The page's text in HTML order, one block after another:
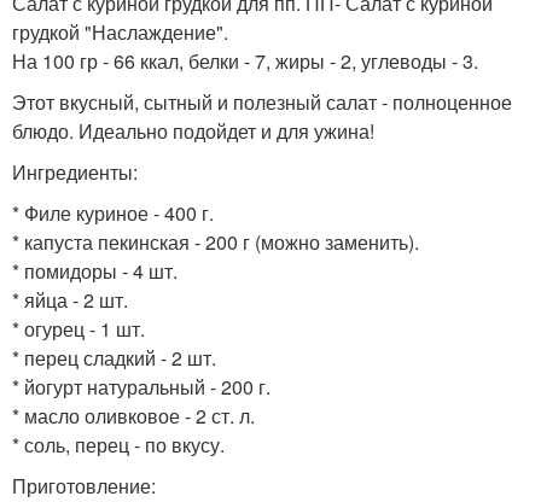
Салат с яйцом Лёгкий салат
Салат с огурцом
Яично-огуречный салат
Огуречно-яичный салат
грудкой "Наслаждение".
На 100 гр - 66 ккал, белки - 7, жиры - 2, углеводы - 3.
Этот вкусный, сытный и полезный салат - полноценное
блюдо. Идеально подойдет и для ужина!
Ингредиенты:
* Филе куриное - 400 г.
* капуста пекинская - 200 г (можно заменить).
* помидоры - 4 шт.
* яйца - 2 шт.
* огурец - 1 шт.
* перец сладкий - 2 шт.
* йогурт натуральный - 200 г.
* масло оливковое - 2 ст. л.
* соль, перец - по вкусу.
Приготовление: